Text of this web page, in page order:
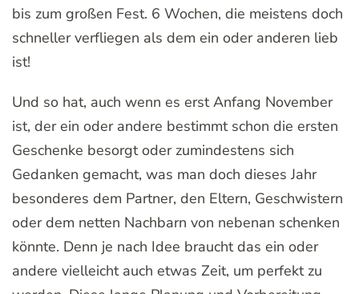
bis zum großen Fest. 6 Wochen, die meistens doch
schneller verfliegen als dem ein oder anderen lieb
ist!
Und so hat, auch wenn es erst Anfang November
ist, der ein oder andere bestimmt schon die ersten
Geschenke besorgt oder zumindestens sich
Gedanken gemacht, was man doch dieses Jahr
besonderes dem Partner, den Eltern, Geschwistern
oder dem netten Nachbarn von nebenan schenken
könnte. Denn je nach Idee braucht das ein oder
andere vielleicht auch etwas Zeit, um perfekt zu